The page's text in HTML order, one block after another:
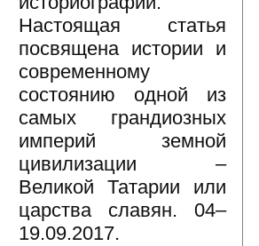
Настоящая статья
посвящена истории и
современному
состоянию одной из
самых грандиозных
империй земной
цивилизации –
Великой Татарии или
царства славян. 04–
19.09.2017.